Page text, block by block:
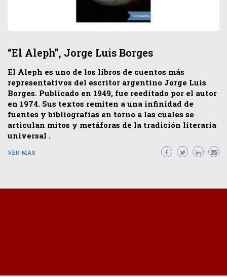
“El Aleph”, Jorge Luis Borges
El Aleph es uno de los libros de cuentos más
representativos del escritor argentino Jorge Luis
Borges. Publicado en 1949, fue reeditado por el autor
en 1974. Sus textos remiten a una infinidad de
fuentes y bibliografías en torno a las cuales se
articulan mitos y metáforas de la tradición literaria
universal .
VER MÁS